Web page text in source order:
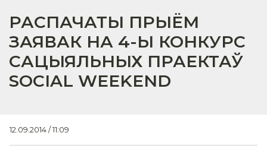
РАСПАЧАТЫ ПРЫЁМ
ЗАЯВАК НА 4-Ы КОНКУРС
САЦЫЯЛЬНЫХ ПРАЕКТАЎ
SOCIAL WEEKEND
12.09.2014 / 11:09